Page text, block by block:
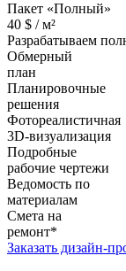
Пакет «Полный»
40 $ /м²
Разрабатываем
Обмерный
план
Планировочные
решения
Фотореалистичная
3D-визуализация
Подробные
рабочие чертежи
Ведомость по
материалам
Смета на
ремонт*
Заказать дизайн-